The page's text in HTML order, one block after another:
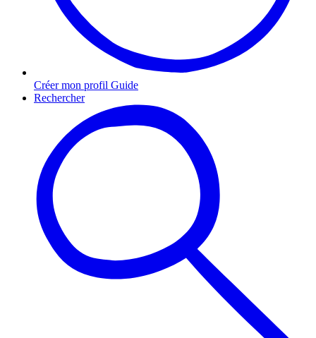
Créer mon profil Guide
Rechercher